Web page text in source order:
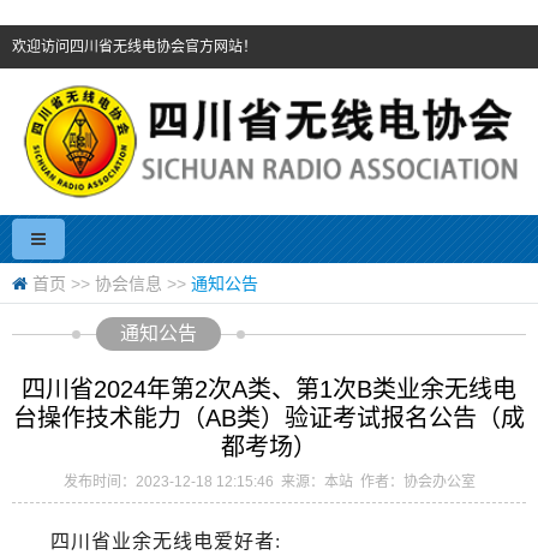
欢迎访问四川省无线电协会官方网站！
首页 >> 协会信息 >> 通知公告
通知公告
四川省2024年第2次A类、第1次B类业余无线电
台操作技术能力（AB类）验证考试报名公告（成
都考场）
发布时间：2023-12-18 12:15:46 来源：本站 作者：协会办公室
四川省业余无线电爱好者: